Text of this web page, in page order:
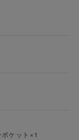
ケット×1